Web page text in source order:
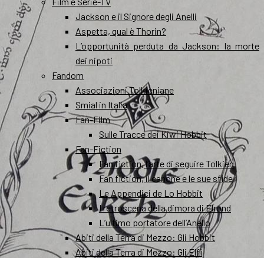
Jackson e il Signore degli Anelli
Aspetta, qual è Thorin?
L’opportunità perduta da Jackson: la morte
dei nipoti
Fandom
Associazioni Tolkieniane
Smial in Italia
Fan-Film
Sulle Tracce dei Kiwi Hobbit
Fan-Fiction
Fan fiction, l’arte di seguire Tolkien
Fan fiction, il canone e le sue sfide
Le Appendici de Lo Hobbit
I retroscena della dimora di Elrond
L’ultimo portatore dell’Anello
Abiti della Terra di Mezzo: Gli Hobbit
Abiti della Terra di Mezzo: Gli Elfi